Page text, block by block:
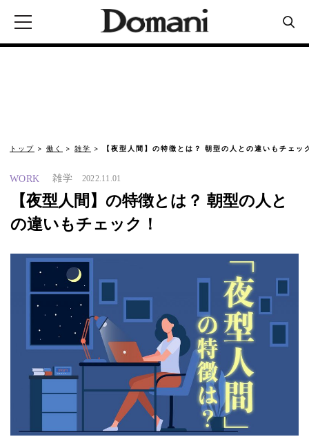
トップ 働く 雑学 【夜型人間】の特徴とは？ 朝型の人との違いもチェッ
WORK 雑学 2022.11.01
【夜型人間】の特徴とは？ 朝型の人と
の違いもチェック！